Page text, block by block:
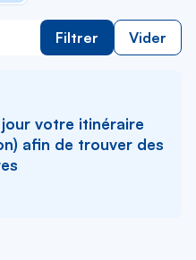
Filtrer Vider
votre itinéraire
afin de trouver des